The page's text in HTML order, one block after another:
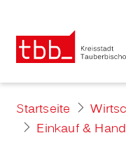
Startseite
Einkauf &